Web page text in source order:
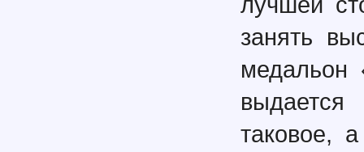
занять
медальон
таковое,